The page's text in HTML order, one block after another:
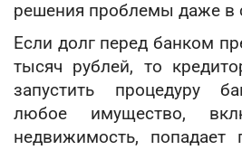
решения проблемы даже в
Если долг перед банком
тысяч рублей, то
запустить процедуру
любое имущество,
недвижимость, попадает